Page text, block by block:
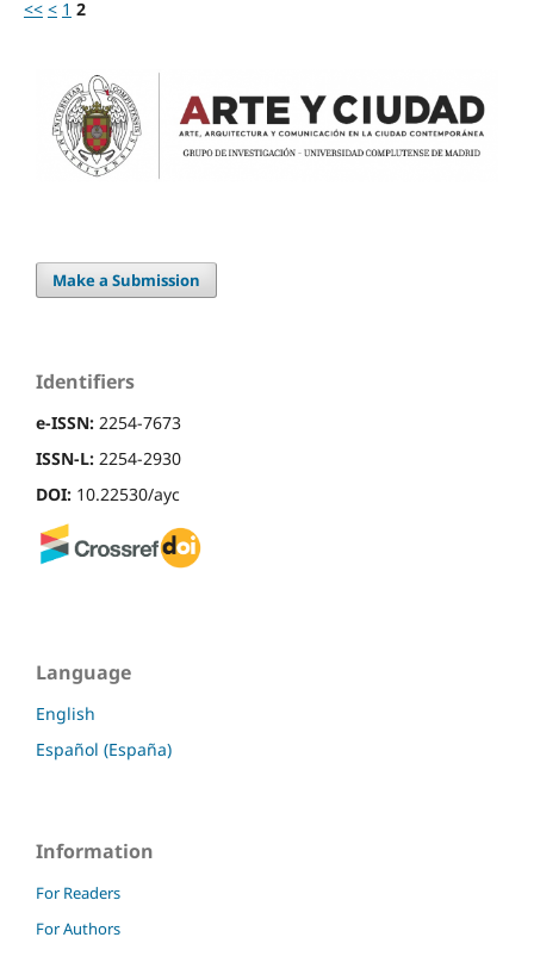
<< < 1 2
Make a Submission
Identifiers
e-ISSN: 2254-7673
ISSN-L: 2254-2930
DOI: 10.22530/ayc
Language
English
Español (España)
Information
For Readers
For Authors